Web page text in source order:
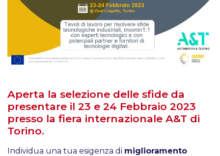
Aperta la selezione delle sfide da
presentare il 23 e 24 Febbraio 2023
presso la fiera internazionale A&T di
Torino.
Individua una tua esigenza di miglioramento